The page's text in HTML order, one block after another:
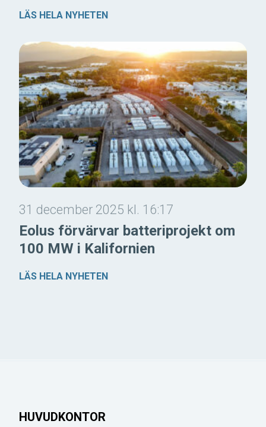
LÄS HELA NYHETEN
31 december 2025 kl. 16:17
Eolus förvärvar batteriprojekt om
100 MW i Kalifornien
LÄS HELA NYHETEN
HUVUDKONTOR